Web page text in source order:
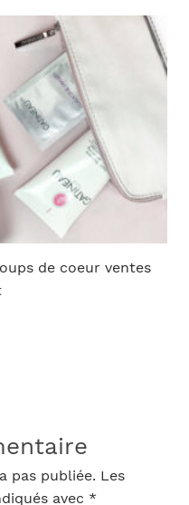
de coeur ventes
pas publiée. Les
avec *